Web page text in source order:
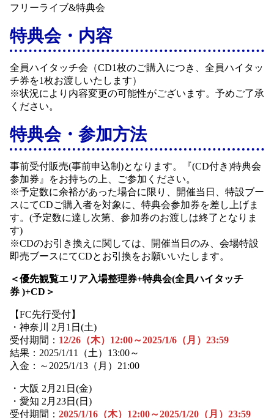
フリーライブ&特典会
特典会・内容
全員ハイタッチ会（CD1枚のご購入につき、全員ハイタッ
チ券を1枚お渡しいたします）
※状況により内容変更の可能性がございます。予めご了承
ください。
特典会・参加方法
事前受付販売(事前申込制)となります。『(CD付き)特典会
参加券』をお持ちの上、ご参加ください。
※予定数に余裕があった場合に限り、開催当日、特設ブー
スにてCDご購入者を対象に、特典会参加券を差し上げま
す。(予定数に達し次第、参加券のお渡しは終了となりま
す)
※CDのお引き換えに関しては、開催当日のみ、会場特設
即売ブースにてCDとお引換をお願いいたします。
＜優先観覧エリア入場整理券+特典会(全員ハイタッチ
券 )+CD＞
【FC先行受付】
・神奈川 2月1日(土)
受付期間： 12/26（木）12:00～2025/1/6（月）23:59
結果：2025/1/11（土）13:00～
入金：～2025/1/13（月）21:00
・大阪 2月21日(金)
・愛知 2月23日(日)
受付期間： 2025/1/16（木）12:00～2025/1/20（月）23:59